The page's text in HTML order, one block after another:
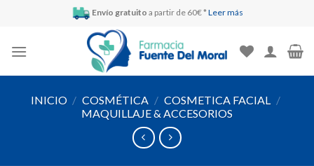
Envío gratuito a partir de 60€ * Leer más
INICIO / COSMÉTICA / COSMETICA FACIAL /
MAQUILLAJE & ACCESORIOS